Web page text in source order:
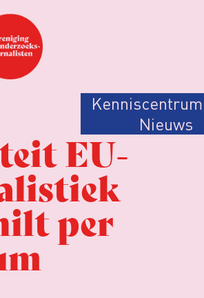
Kenniscentrum
Nieuws
EU-
per